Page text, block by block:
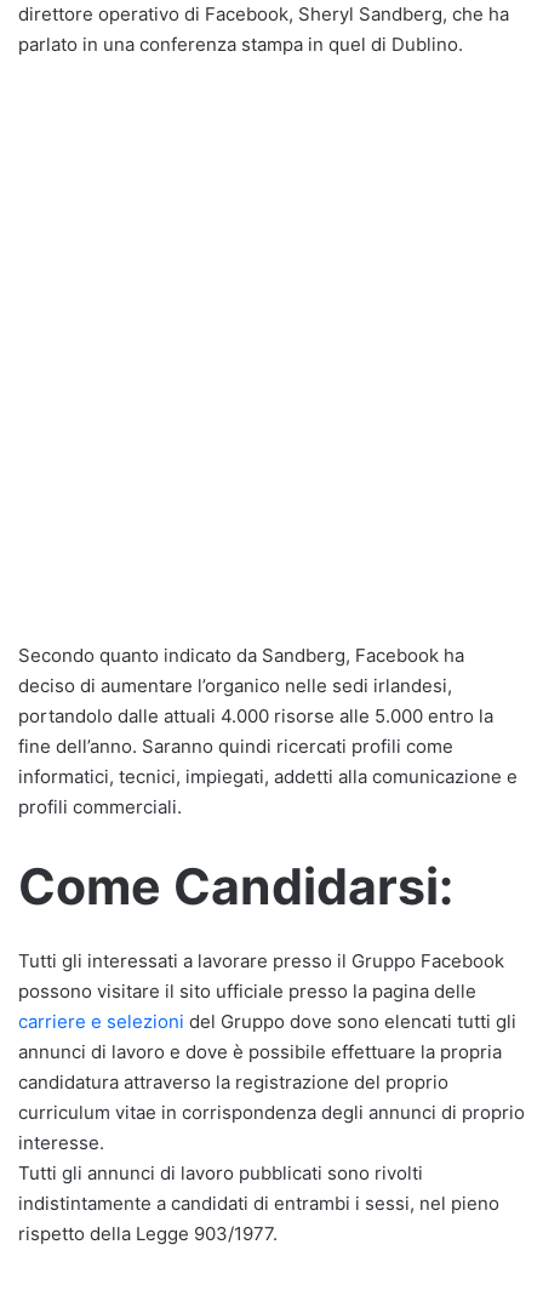
direttore operativo di Facebook, Sheryl Sandberg, che ha
parlato in una conferenza stampa in quel di Dublino.
Secondo quanto indicato da Sandberg, Facebook ha
deciso di aumentare l’organico nelle sedi irlandesi,
portandolo dalle attuali 4.000 risorse alle 5.000 entro la
fine dell’anno. Saranno quindi ricercati profili come
informatici, tecnici, impiegati, addetti alla comunicazione e
profili commerciali.
Come Candidarsi:
Tutti gli interessati a lavorare presso il Gruppo Facebook
possono visitare il sito ufficiale presso la pagina delle
carriere e selezioni del Gruppo dove sono elencati tutti gli
annunci di lavoro e dove è possibile effettuare la propria
candidatura attraverso la registrazione del proprio
curriculum vitae in corrispondenza degli annunci di proprio
interesse.
Tutti gli annunci di lavoro pubblicati sono rivolti
indistintamente a candidati di entrambi i sessi, nel pieno
rispetto della Legge 903/1977.